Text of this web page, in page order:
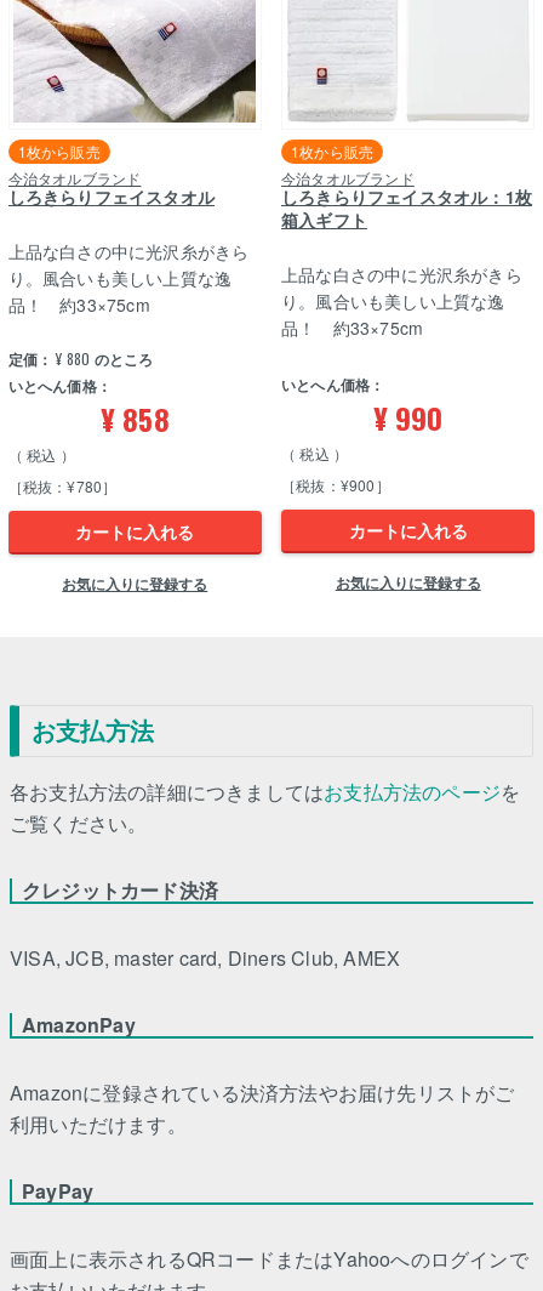
今治タオルブランド
しろきらりフェイスタオル
1枚から販売
定価： ¥ 880 のところ
いとへん価格：
¥858
税込
［税抜：¥780］
上品な白さの中に光沢糸がきら
り。風合いも美しい上質な逸
品！ 約33×75cm
カートに入れる
お気に入りに登録する
今治タオルブランド
しろきらりフェイスタオル：1枚
箱入ギフト
1枚から販売
いとへん価格：
¥990
税込
［税抜：¥900］
上品な白さの中に光沢糸がきら
り。風合いも美しい上質な逸
品！ 約33×75cm
カートに入れる
お気に入りに登録する
お支払方法
各お支払方法の詳細につきましてはお支払方法のページを
ご覧ください。
クレジットカード決済
VISA, JCB, master card, Diners Club, AMEX
AmazonPay
Amazonに登録されている決済方法やお届け先リストがご
利用いただけます。
PayPay
画面上に表示されるQRコードまたはYahooへのログインで